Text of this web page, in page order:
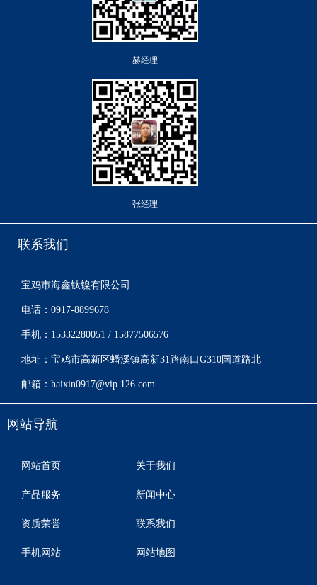
赫经理
张经理
联系我们
宝鸡市海鑫钛镍有限公司
电话：0917-8899678
手机：15332280051 / 15877506576
地址：宝鸡市高新区蟠溪镇高新31路南口G310国道路北
邮箱：haixin0917@vip.126.com
网站导航
网站首页 关于我们
产品服务 新闻中心
资质荣誉 联系我们
手机网站 网站地图